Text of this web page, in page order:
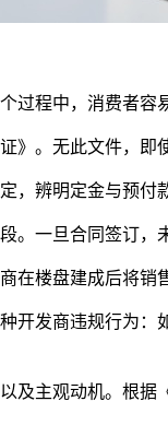
程中，消费者
。无此文件，
辨明定金与预
。一旦合同签订，
楼盘建成后将
开发商违规行为
主观动机。根